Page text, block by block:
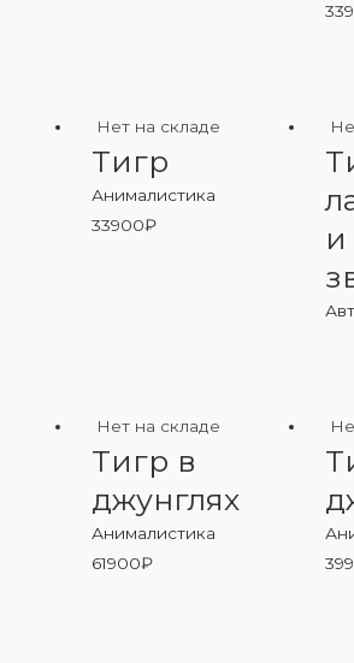
Нет на складе
Тигр
Анималистика
33900₽
Нет на складе
Тигр в
джунглях
Анималистика
61900₽